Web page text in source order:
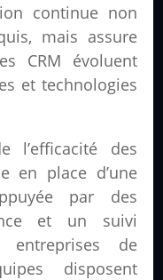
continue non
mais assure
CRM évoluent
et technologies
l’efficacité des
en place d’une
par des
et un suivi
entreprises de
disposent